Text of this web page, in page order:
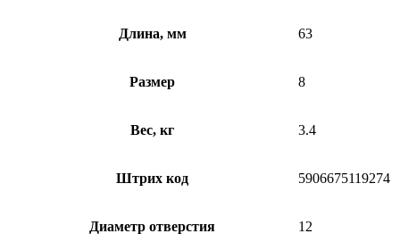
Длина, мм 63
Размер 8
Вес, кг 3.4
Штрих код 5906675119274
Диаметр отверстия 12